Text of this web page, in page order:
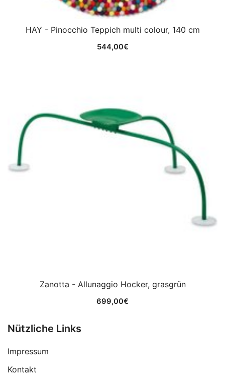
HAY - Pinocchio Teppich multi colour, 140 cm
544,00€
Zanotta - Allunaggio Hocker, grasgrün
699,00€
Nützliche Links
Impressum
Kontakt